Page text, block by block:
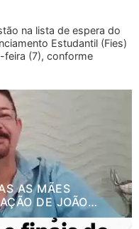
na lista de espera do
Estudantil (Fies)
feira (7), conforme
AS MÃES
JOÃO